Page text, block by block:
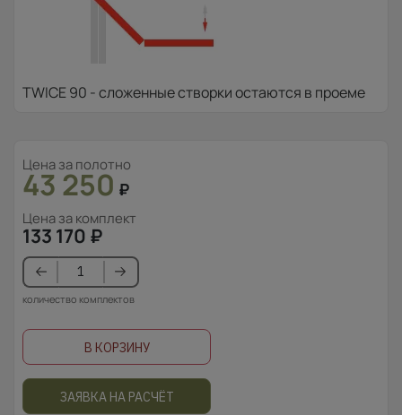
TWICE 90 - сложенные створки остаются в проеме
Цена за полотно
43 250 ₽
Цена за комплект
133 170 ₽
количество комплектов
В КОРЗИНУ
ЗАЯВКА НА РАСЧЁТ